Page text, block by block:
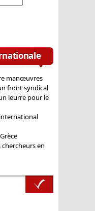
manœuvres
front syndical
leurre pour le
en